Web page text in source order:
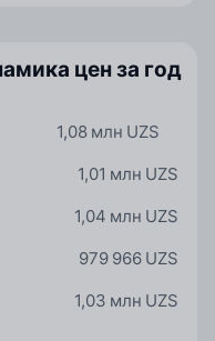
цен за год
1,08 млн UZS
1,01 млн UZS
1,04 млн UZS
979 966 UZS
1,03 млн UZS